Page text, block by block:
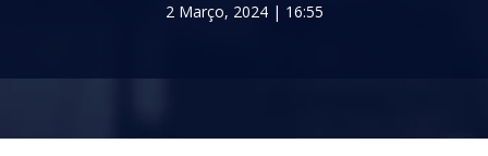
2 Março, 2024 | 16:55